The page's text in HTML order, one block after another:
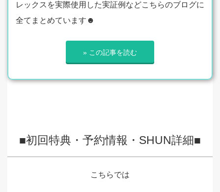
レックスを実際使用した実証例などこちらのブログに
全てまとめています☻
» この記事を読む
■初回特典・予約情報・SHUN詳細■
こちらでは